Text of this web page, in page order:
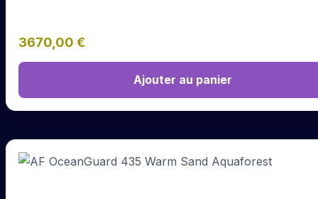
3670,00 €
Ajouter au panier